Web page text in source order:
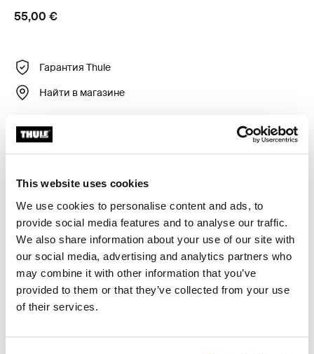
This website uses cookies
We use cookies to personalise content and ads, to
provide social media features and to analyse our traffic.
We also share information about your use of our site with
our social media, advertising and analytics partners who
may combine it with other information that you’ve
provided to them or that they’ve collected from your use
of their services.
55,00 €
Гарантия Thule
Найти в магазине
штатными местами для установки, Т-образными
направляющими или дополнительно
установленными точками крепления багажника.
Toggle features
Все характеристики